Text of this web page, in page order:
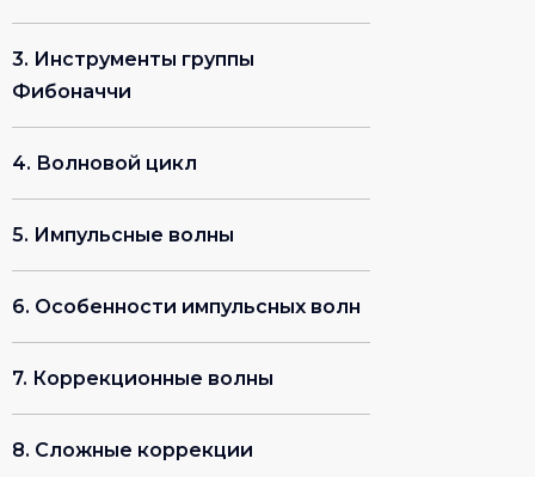
3. Инструменты группы
Фибоначчи
4. Волновой цикл
5. Импульсные волны
6. Особенности импульсных волн
7. Коррекционные волны
8. Сложные коррекции
Даю согласие на
персональных данныхв
конфиденциальности
Получить доступ
Занятия в комфортных
аудиториях